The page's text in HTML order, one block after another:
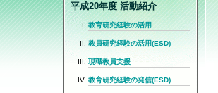
平成20年度 活動紹介
教育研究経験の活用
教員研究経験の活用(ESD)
現職教員支援
教育研究経験の発信(ESD)